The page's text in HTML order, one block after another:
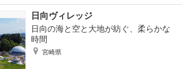
日向ヴィレッジ
日向の海と空と大地が紡ぐ、柔らかな
時間
宮崎県